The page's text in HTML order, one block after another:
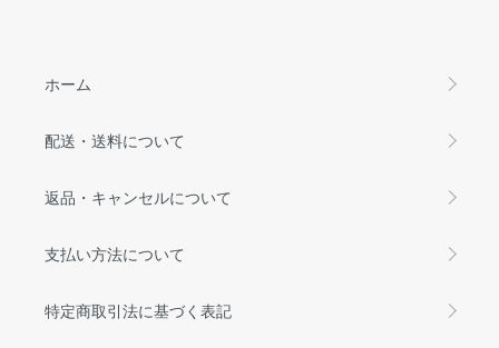
ホーム
配送・送料について
返品・キャンセルについて
支払い方法について
特定商取引法に基づく表記